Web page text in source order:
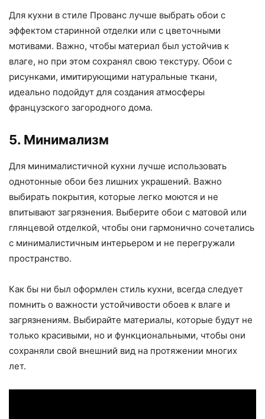
Для кухни в стиле Прованс лучше выбрать обои с
эффектом старинной отделки или с цветочными
мотивами. Важно, чтобы материал был устойчив к
влаге, но при этом сохранял свою текстуру. Обои с
рисунками, имитирующими натуральные ткани,
идеально подойдут для создания атмосферы
французского загородного дома.
5. Минимализм
Для минималистичной кухни лучше использовать
однотонные обои без лишних украшений. Важно
выбирать покрытия, которые легко моются и не
впитывают загрязнения. Выберите обои с матовой или
глянцевой отделкой, чтобы они гармонично сочетались
с минималистичным интерьером и не перегружали
пространство.
Как бы ни был оформлен стиль кухни, всегда следует
помнить о важности устойчивости обоев к влаге и
загрязнениям. Выбирайте материалы, которые будут не
только красивыми, но и функциональными, чтобы они
сохраняли свой внешний вид на протяжении многих
лет.